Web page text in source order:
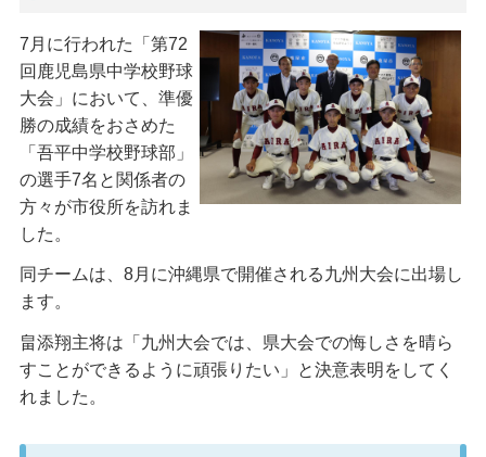
7月に行われた「第72
回鹿児島県中学校野球
大会」において、準優
勝の成績をおさめた
「吾平中学校野球部」
の選手7名と関係者の
方々が市役所を訪れま
した。
同チームは、8月に沖縄県で開催される九州大会に出場し
ます。
畠添翔主将は「九州大会では、県大会での悔しさを晴ら
すことができるように頑張りたい」と決意表明をしてく
れました。